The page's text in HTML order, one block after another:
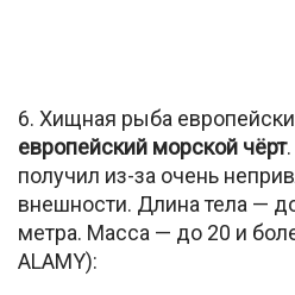
6. Хищная рыба
европейский морской чёрт
получил из-за очень
внешности. Длина тела —
метра. Масса — до 20 и
ALAMY):